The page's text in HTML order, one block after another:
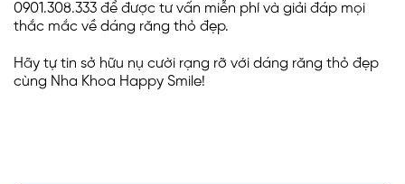
0901.308.333 để được tư vấn miễn phí và giải đáp mọi
thắc mắc về dáng răng thỏ đẹp.
Hãy tự tin sở hữu nụ cười rạng rỡ với dáng răng thỏ đẹp
cùng Nha Khoa Happy Smile!